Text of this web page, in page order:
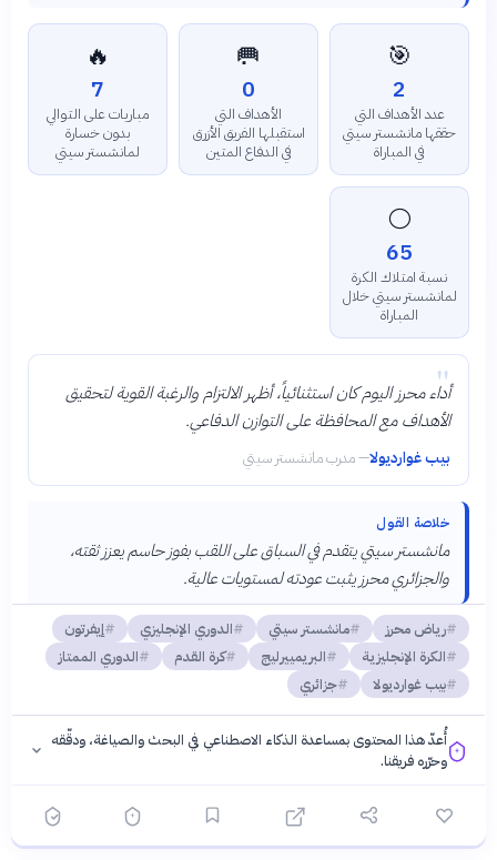
🎯
2
عدد الأهداف التي
حققها مانشستر سيتي
في المباراة
🥅
0
الأهداف التي
استقبلها الفريق الأزرق
في الدفاع المتين
🔥
7
مباريات على التوالي
بدون خسارة
لمانشستر سيتي
⚪
65
نسبة امتلاك الكرة
لمانشستر سيتي خلال
المباراة
"
أداء محرز اليوم كان استثنائياً، أظهر الالتزام والرغبة القوية لتحقيق
الأهداف مع المحافظة على التوازن الدفاعي.
بيب غوارديولا—مدرب مانشستر سيتي
خلاصة القول
مانشستر سيتي يتقدم في السباق على اللقب بفوز حاسم يعزز ثقته،
والجزائري محرز يثبت عودته لمستويات عالية.
رياض محرز مانشستر سيتي الدوري الإنجليزي
إيفرتون
الكرة الإنجليزية
البريمييرليج كرة القدم
الدوري الممتاز
بيب غوارديولا
جزائري
أُعدّ هذا المحتوى بمساعدة الذكاء الاصطناعي في البحث والصياغة، ودقّقه
وحرّره فريقنا.